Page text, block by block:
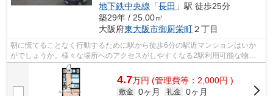
地下鉄中央線 「長田 」駅 徒歩25分
築29年 / 25.00㎡
大阪府東大阪市御厨栄町２丁目
朝に慌てることなく行動するために駅から徒歩6分の駅近マンションはいか
がでしょうか。様々な場所へのアクセスがしやすくなる2駅利用可能な物件
です。こちらのマンションでは初期費用...
4.7万円 (管理費等：2,000円 )
敷金 0ヶ月 礼金 0ヶ月